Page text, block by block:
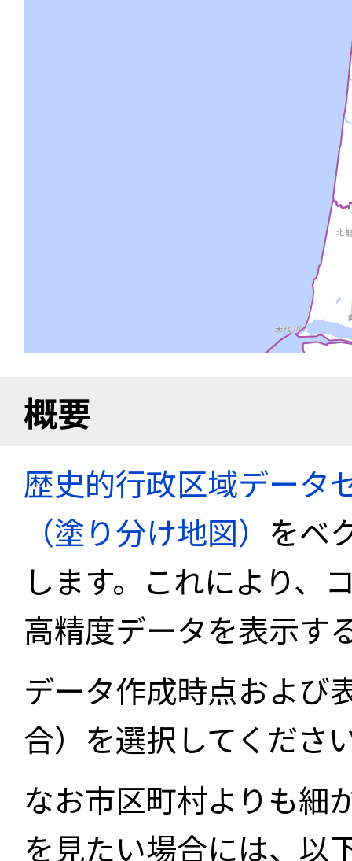
概要
歴史的行政区域データ
（塗り分け地図） をベ
します。これにより、
高精度データを表示す
データ作成時点および
合）を選択してくださ
なお市区町村よりも細
を見たい場合には、以